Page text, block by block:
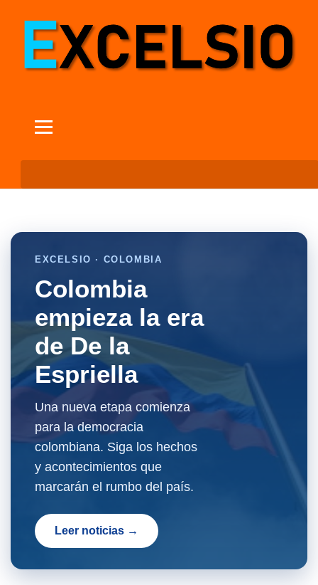
EXCELSIO · COLOMBIA
Colombia
empieza la era
de De la
Espriella
Una nueva etapa comienza
para la democracia
colombiana. Siga los hechos
y acontecimientos que
marcarán el rumbo del país.
Leer noticias →